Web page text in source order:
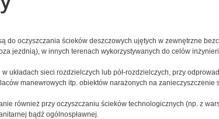
do oczyszczania ścieków deszczowych ujętych w zewnętrzne
jezdnią), w innych terenach wykorzystywanych do celów
układach sieci rozdzielczych lub pół-rozdzielczych, przy
manewrowych itp. obiektów narażonych na zanieczyszczenie
również przy oczyszczaniu ścieków technologicznych (np. z
bądź ogólnospławnej.